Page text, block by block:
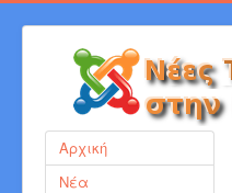
Αρχική
Νέα